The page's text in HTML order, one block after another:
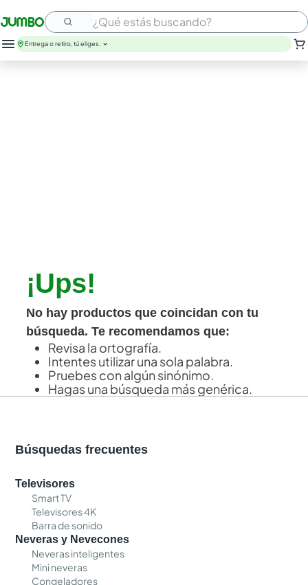
¿Qué estás buscando?
Entrega o retiro, tú eliges.
¡Ups!
No hay productos que coincidan con tu
búsqueda. Te recomendamos que:
Revisa la ortografía.
Intentes utilizar una sola palabra.
Pruebes con algún sinónimo.
Hagas una búsqueda más genérica.
Búsquedas frecuentes
Televisores
Smart TV
Televisores 4K
Barra de sonido
Neveras y Nevecones
Neveras inteligentes
Mini neveras
Congeladores